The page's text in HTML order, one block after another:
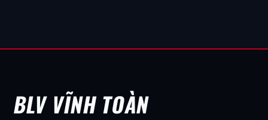
BLV VĨNH TOÀN